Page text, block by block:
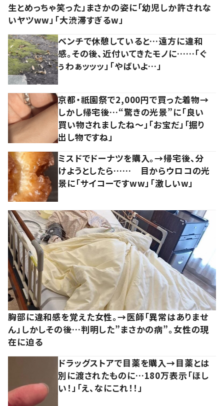
生とめっちゃ笑った」まさかの姿に「幼児しか許されな
いヤツww」「大渋滞すぎるw」
ベンチで休憩していると…遠方に違和
感。その後、近付いてきたモノに……「ぐ
ぅわぁッッッ」「やばいよ…」
京都・祇園祭で2,000円で買った着物→
しかし帰宅後…“驚きの光景”に「良い
買い物されましたね～」「お宝だ」「掘り
出し物ですね」
ミスドでドーナツを購入。→帰宅後、分
けようとしたら…… 目からウロコの光
景に「サイコーですww」「激しいw」
胸部に違和感を覚えた女性。→医師「異常はありませ
ん」しかしその後…判明した”まさかの病”。女性の現
在に迫る
ドラッグストアで目薬を購入→目薬とは
別に渡されたものに…180万表示「ほし
い！」「え、なにこれ！！」